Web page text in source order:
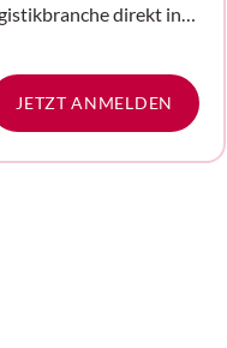
direkt in
JETZT ANMELDEN